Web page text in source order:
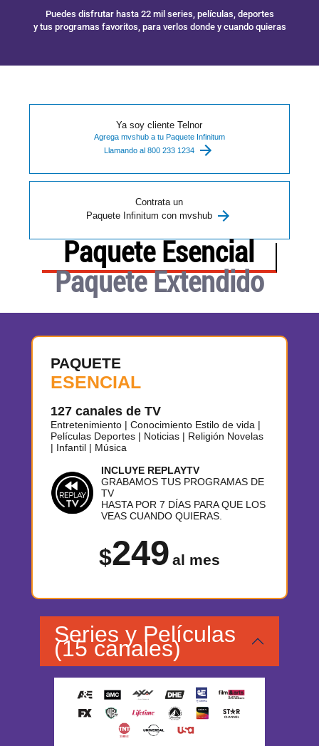
Telnor
Puedes disfrutar hasta 22 mil series, películas, deportes
y tus programas favoritos, para verlos donde y cuando quieras
Ya soy cliente Telnor
Agrega mvshub a tu Paquete Infinitum
Llamando al 800 233 1234
Contrata un
Paquete Infinitum con mvshub
Paquete Esencial
Paquete Extendido
PAQUETE
ESENCIAL
127 canales de TV
Entretenimiento | Conocimiento Estilo de vida |
Películas Deportes | Noticias | Religión Novelas
| Infantil | Música
INCLUYE REPLAYTV
GRABAMOS TUS PROGRAMAS DE
TV
HASTA POR 7 DÍAS PARA QUE LOS
VEAS CUANDO QUIERAS.
$249 al mes
Series y Películas
(15 canales)